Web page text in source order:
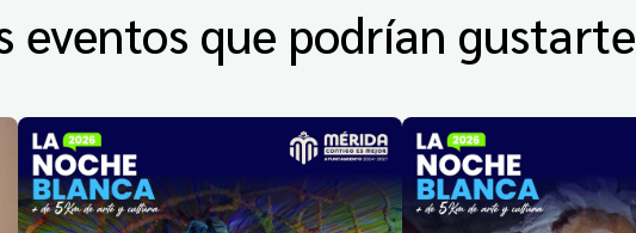
eventos que podrían gustarte